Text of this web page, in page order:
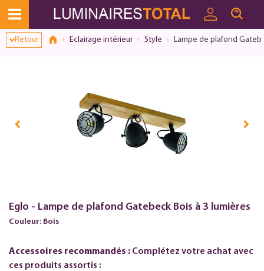
Retour Eclairage intérieur Style Lampe de plafond
Eglo - Lampe de plafond Gatebeck Bois à 3 lumières
Couleur: Bois
Accessoires recommandés : Complétez votre achat avec
ces produits assortis :